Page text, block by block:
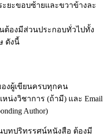
ะยะขอบซ้ายและขวาข้างละ
องมีส่วนประกอบทั่วไปทั้ง
ดังนี้
งผู้เขียนครบทุกคน
น่งวิชาการ (ถ้ามี) และ Email
Author)
บทปริทรรศน์หนังสือ ต้องมี